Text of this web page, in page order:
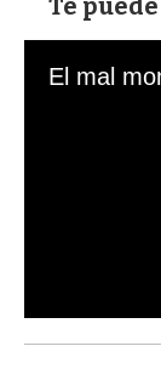
Te
s